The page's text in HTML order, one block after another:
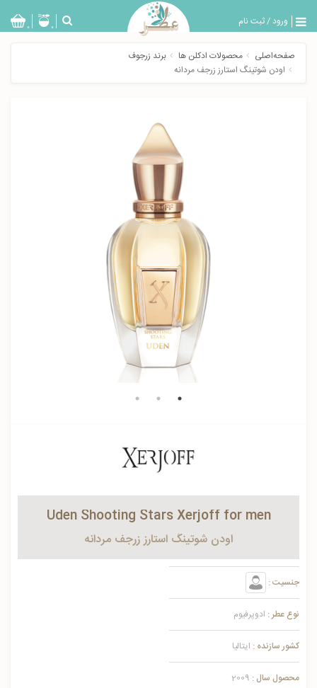
ورود/ثبت نام
بازگشت
0 0
صفحه‌اصلی محصولات ادکلن ها
برند زرجوف
اودن شوتینگ استارز زرجف مردانه
Uden Shooting Stars Xerjoff for men
اودن شوتینگ استارز زرجف مردانه
جنسیت :
نوع عطر : ادوپرفیوم
کشور سازنده : ایتالیا
محصول سال : 2009